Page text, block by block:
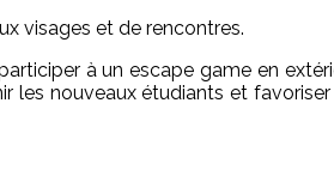
visages et de rencontres.
à un escape game en
les nouveaux étudiants et